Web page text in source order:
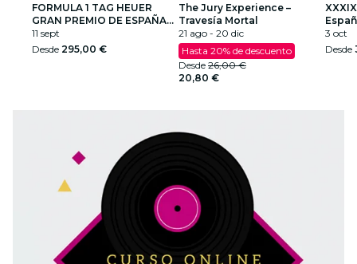
FORMULA 1 TAG HEUER
GRAN PREMIO DE ESPAÑA
2026
11 sept
Desde 295,00 €
The Jury Experience –
Travesía Mortal
21 ago - 20 dic
Hasta 20% de descuento
Desde 26,00 €
20,80 €
3 oct
Desde